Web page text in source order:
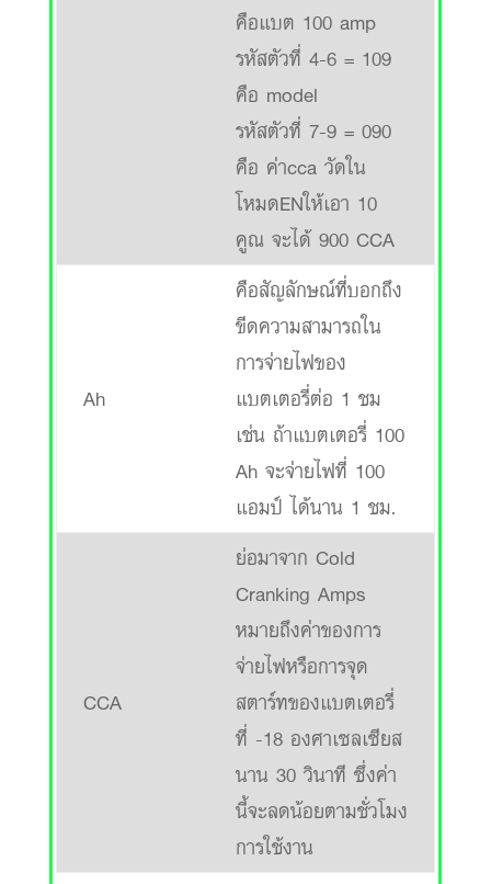
คือแบต 100 amp
รหัสตัวที่ 4-6 = 109
คือ model
รหัสตัวที่ 7-9 = 090
คือ ค่าcca วัดใน
โหมดENให้เอา 10
คูณ จะได้ 900 CCA
Ah
คือสัญลักษณ์ที่บอกถึง
ขีดความสามารถใน
การจ่ายไฟของ
แบตเตอรี่ต่อ 1 ชม
เช่น ถ้าแบตเตอรี่ 100
Ah จะจ่ายไฟที่ 100
แอมป์ ได้นาน 1 ชม.
CCA
ย่อมาจาก Cold
Cranking Amps
หมายถึงค่าของการ
จ่ายไฟหรือการจุด
สตาร์ทของแบตเตอรี่
ที่ -18 องศาเซลเซียส
นาน 30 วินาที ซึ่งค่า
นี้จะลดน้อยตามชั่วโมง
การใช้งาน